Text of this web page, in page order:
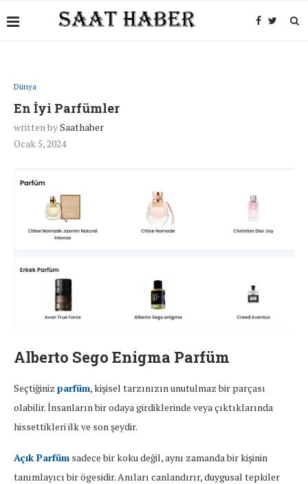
Dünya
En İyi Parfümler
written bySaathaber
Ocak 5, 2024
Alberto Sego Enigma Parfüm
Seçtiğiniz parfüm, kişisel tarzınızın unutulmaz bir parçası
olabilir. İnsanların bir odaya girdiklerinde veya çıktıklarında
hissettikleri ilk ve son şeydir.
Açık Parfüm sadece bir koku değil, aynı zamanda bir kişinin
tanımlayıcı bir ögesidir. Anıları canlandırır, duygusal tepkiler